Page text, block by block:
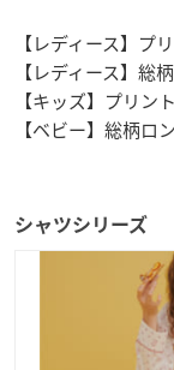
【レディース】プ
【レディース】総
【キッズ】プリン
【ベビー】総柄ロ
シャツシリーズ